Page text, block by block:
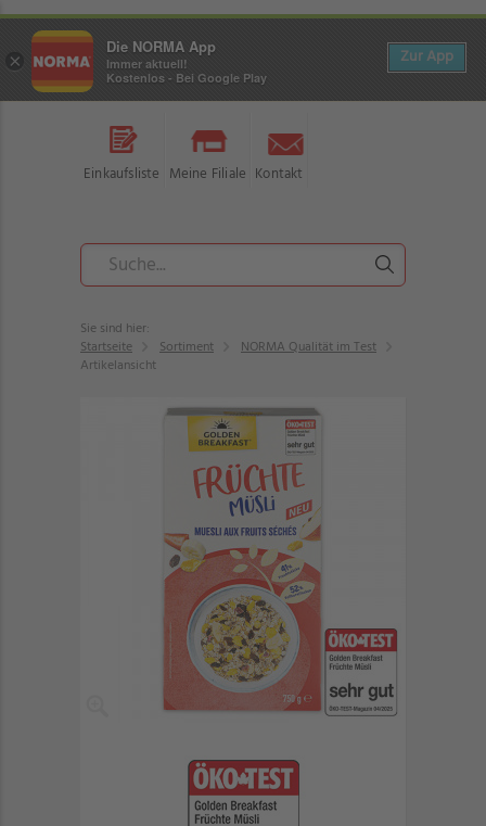
Einkaufsliste Meine Filiale Kontakt
Sie sind hier:
Startseite
Sortiment
NORMA Qualität im Test
Artikelansicht
×
Die NORMA App
Immer aktuell!
Kostenlos - Bei Google Play
Zur App